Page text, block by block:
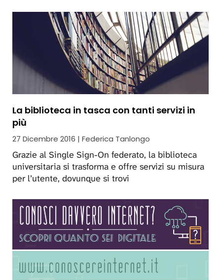
La biblioteca in tasca con tanti servizi in
più
27 Dicembre 2016 | Federica Tanlongo
Grazie al Single Sign-On federato, la biblioteca
universitaria si trasforma e offre servizi su misura
per l’utente, dovunque si trovi